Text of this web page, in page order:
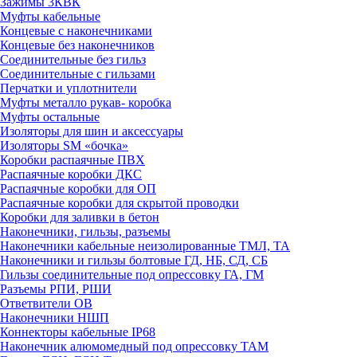
Муфты кабельные
Концевые с наконечниками
Концевые без наконечников
Соединительные без гильз
Соединительные с гильзами
Перчатки и уплотнители
Муфты металло рукав- коробка
Муфты остальные
Изоляторы для шин и аксессуары
Изоляторы SM «бочка»
Коробки распаячные ПВХ
Распаячные коробки ДКС
Распаячные коробки для ОП
Распаячные коробки для скрытой проводки
Коробки для заливки в бетон
Наконечники, гильзы, разъемы
Наконечники кабельные неизолированные ТМЛ, ТА
Наконечники и гильзы болтовые ГД, НБ, СД, СБ
Гильзы соединительные под опрессовку ГА, ГМ
Разъемы РПИ, РШИ
Ответвители ОВ
Наконечники НШП
Коннекторы кабельные IP68
Наконечник алюмомедный под опрессовку ТАМ